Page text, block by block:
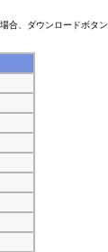
合、ダウンロードボタ